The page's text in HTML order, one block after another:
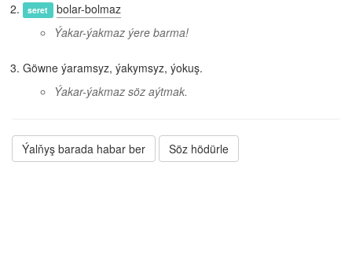
seret
bolar-bolmaz
Ýakar-ýakmaz ýere barma!
Göwne ýaramsyz, ýakymsyz, ýokuş.
Ýakar-ýakmaz söz aýtmak.
Ýalňyş barada habar ber Söz hödürle